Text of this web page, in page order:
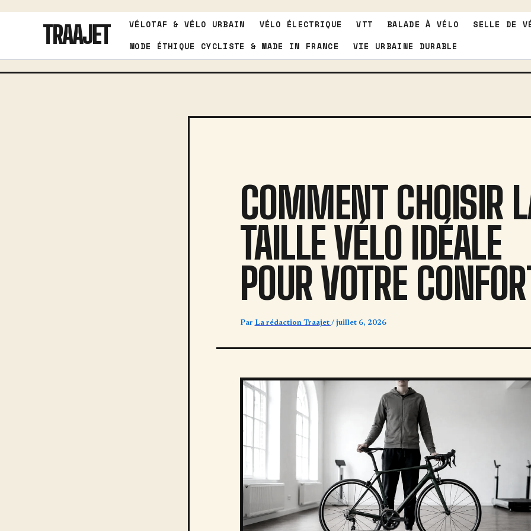
TRAAJET VÉLOTAF & VÉLO URBAIN VÉLO ÉLECTRIQUE VTT BALADE À VÉLO
SELLE DE
MODE ÉTHIQUE CYCLISTE & MADE IN FRANCE
VIE URBAINE DURABLE
COMMENT CHOISIR
TAILLE VÉLO IDÉALE
POUR VOTRE
Par La rédaction Traajet / juillet 6, 2026